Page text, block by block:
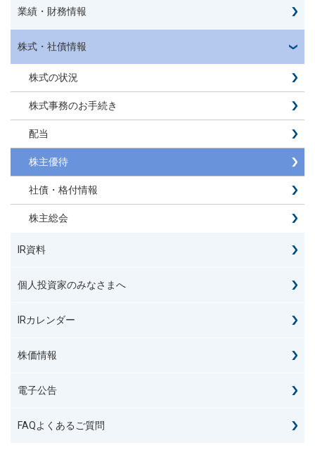
業績・財務情報
株式・社債情報
株式の状況
株式事務のお手続き
配当
株主優待
社債・格付情報
株主総会
IR資料
個人投資家のみなさまへ
IRカレンダー
株価情報
電子公告
FAQよくあるご質問